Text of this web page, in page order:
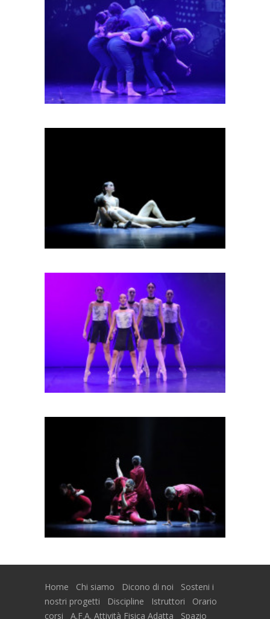
Home Chi siamo Dicono di noi
Sosteni i
nostri progetti
Discipline Istruttori
Orario
corsi
A.F.A. Attività Fisica Adatta Spazio